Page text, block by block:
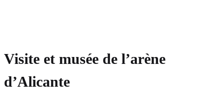
Visite et musée de l’arène
d’Alicante